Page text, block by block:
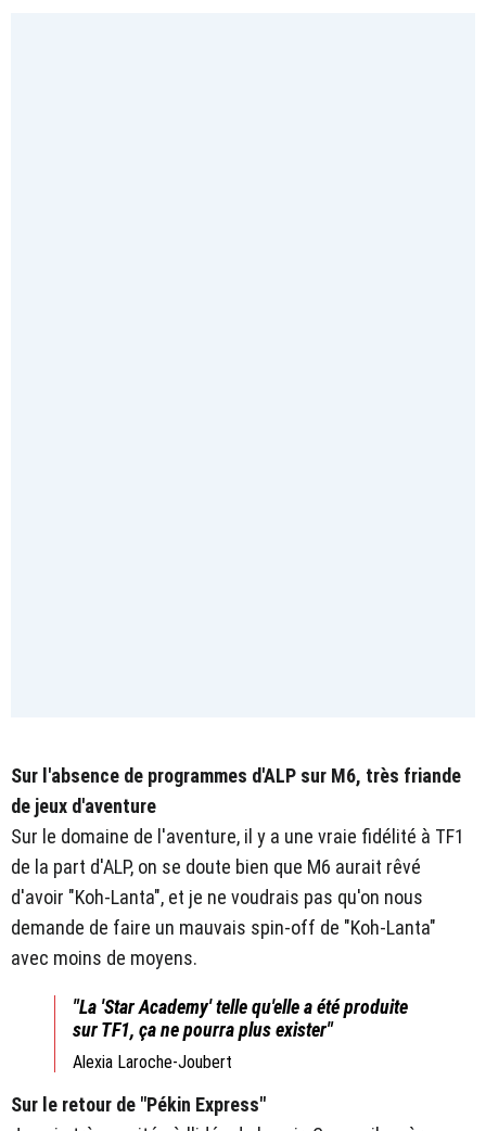
Sur l'absence de programmes d'ALP sur M6, très friande
de jeux d'aventure
Sur le domaine de l'aventure, il y a une vraie fidélité à TF1
de la part d'ALP, on se doute bien que M6 aurait rêvé
d'avoir "Koh-Lanta", et je ne voudrais pas qu'on nous
demande de faire un mauvais spin-off de "Koh-Lanta"
avec moins de moyens.
"La 'Star Academy' telle qu'elle a été produite
sur TF1, ça ne pourra plus exister"
Alexia Laroche-Joubert
Sur le retour de "Pékin Express"